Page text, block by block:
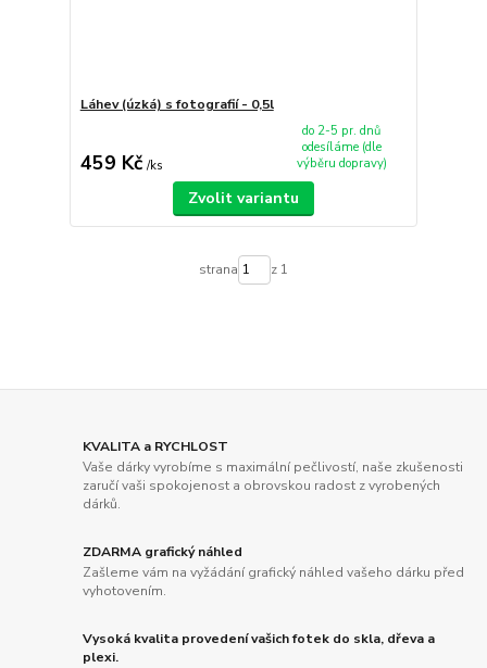
Láhev (úzká) s fotografií - 0,5l
459 Kč /ks
do 2-5 pr. dnů
odesíláme (dle
výběru dopravy)
Zvolit variantu
strana z 1
KVALITA a RYCHLOST
Vaše dárky vyrobíme s maximální pečlivostí, naše zkušenosti
zaručí vaši spokojenost a obrovskou radost z vyrobených
dárků.
ZDARMA grafický náhled
Zašleme vám na vyžádání grafický náhled vašeho dárku před
vyhotovením.
Vysoká kvalita provedení vašich fotek do skla, dřeva a
plexi.